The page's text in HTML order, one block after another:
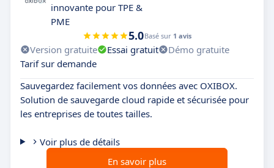
innovante pour TPE &
PME
5.0Basé sur 1 avis
Version gratuite Essai gratuit
Démo gratuite
Tarif sur demande
Sauvegardez facilement vos données avec OXIBOX.
Solution de sauvegarde cloud rapide et sécurisée pour
les entreprises de toutes tailles.
Voir plus de détails
En savoir plus